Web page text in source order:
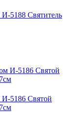
5188 Святитель
И-5186 Святой